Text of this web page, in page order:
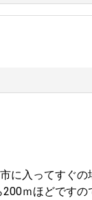
に入ってすぐの
ｍほどです